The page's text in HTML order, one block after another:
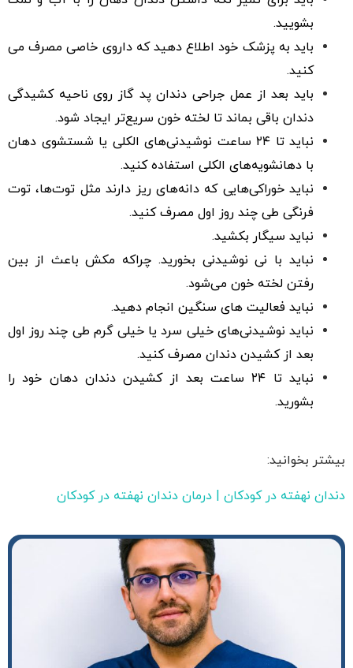
بشویید.
باید به پزشک خود اطلاع دهید که داروی خاصی مصرف می
کنید.
باید بعد از عمل جراحی دندان پد گاز روی ناحیه کشیدگی
دندان باقی بماند تا لخته خون سریع‌تر ایجاد شود.
نباید تا ۲۴ ساعت نوشیدنی‌های الکلی یا شستشوی دهان
با دهانشویه‌های الکلی استفاده کنید.
نباید خوراکی‌هایی که دانه‌های ریز دارند مثل توت‌ها، توت
فرنگی طی چند روز اول مصرف کنید.
نباید سیگار بکشید.
نباید با نی نوشیدنی بخورید. چراکه مکش باعث از بین
رفتن لخته خون می‌شود.
نباید فعالیت های سنگین انجام دهید.
نباید نوشیدنی‌های خیلی سرد یا خیلی گرم طی چند روز اول
بعد از کشیدن دندان مصرف کنید.
نباید تا ۲۴ ساعت بعد از کشیدن دندان دهان خود را
بشورید.
بیشتر بخوانید:
دندان نهفته در کودکان | درمان دندان نهفته در کودکان